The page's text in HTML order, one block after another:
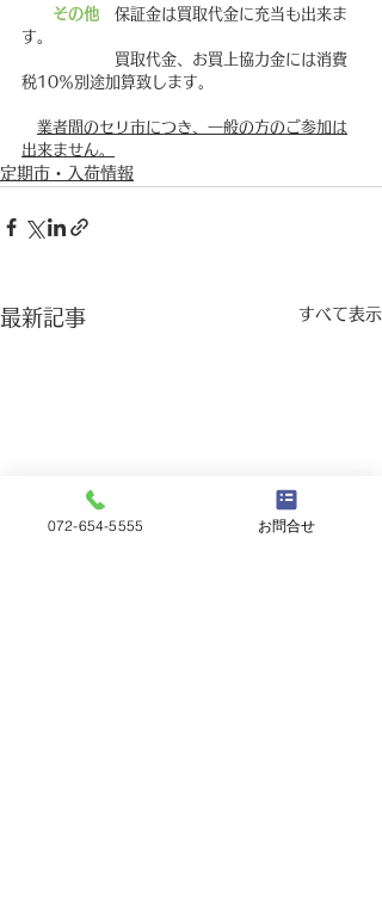
その他 保証金は買取代金に充当も出来ま
す。
買取代金、お買上協力金には消費
税10％別途加算致します。
業者間のセリ市につき、一般の方のご参加は
出来ません。
定期市・入荷情報
最新記事 すべて表示
072-654-5555 お問合せ